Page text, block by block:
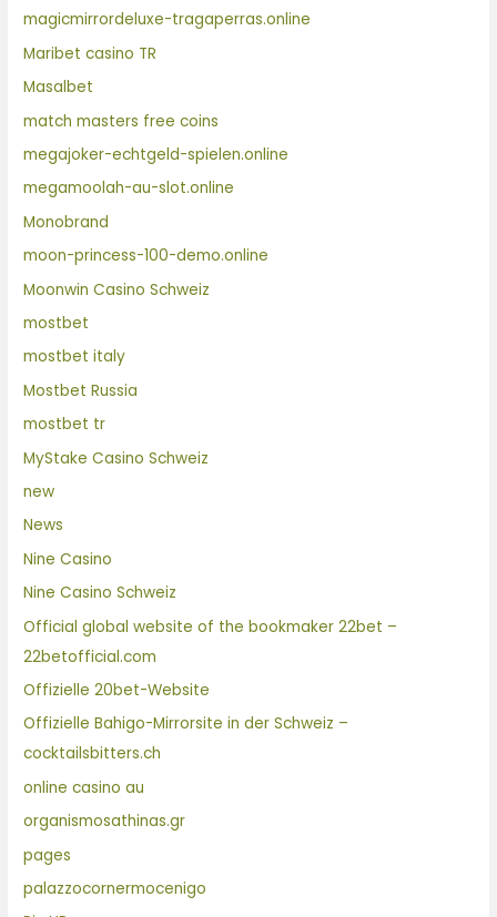
magicmirrordeluxe-tragaperras.online
Maribet casino TR
Masalbet
match masters free coins
megajoker-echtgeld-spielen.online
megamoolah-au-slot.online
Monobrand
moon-princess-100-demo.online
Moonwin Casino Schweiz
mostbet
mostbet italy
Mostbet Russia
mostbet tr
MyStake Casino Schweiz
new
News
Nine Casino
Nine Casino Schweiz
Official global website of the bookmaker 22bet –
22betofficial.com
Offizielle 20bet-Website
Offizielle Bahigo-Mirrorsite in der Schweiz –
cocktailsbitters.ch
online casino au
organismosathinas.gr
pages
palazzocornermocenigo